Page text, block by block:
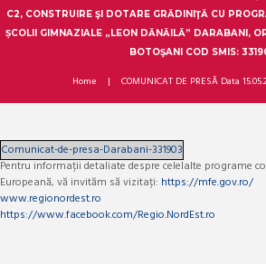
C2, CONSTRUIRE ŞI DOTARE GRĂDINIŢĂ CU
ȘCOLII GIMNAZIALE „LEON DĂNĂILĂ” DARABANI,
BOTOŞANI COD SMIS:
Home COMUNICAT DE PRESĂ Data
Comunicat-de-presa-Darabani-331903
Pentru informații detaliate despre celelalte programe
Europeană, vă invităm să vizitați: https://mfe.gov.ro/
www.regionordest.ro
https://www.facebook.com/Regio.NordEst.ro